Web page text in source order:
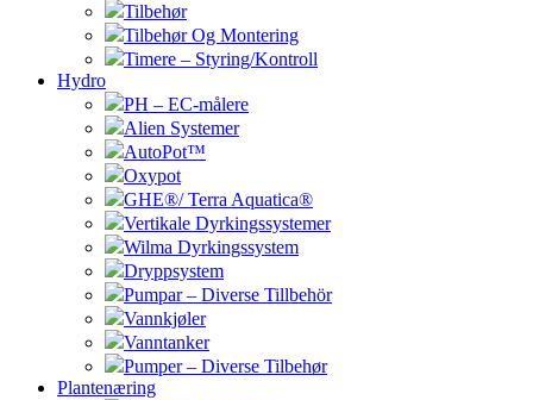
Tilbehør
Tilbehør Og Montering
Timere – Styring/Kontroll
Hydro
PH – EC-målere
Alien Systemer
AutoPot™
Oxypot
GHE®/ Terra Aquatica®
Vertikale Dyrkingssystemer
Wilma Dyrkingssystem
Dryppsystem
Pumpar – Diverse Tillbehör
Vannkjøler
Vanntanker
Pumper – Diverse Tilbehør
Plantenæring